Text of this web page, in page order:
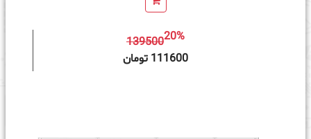
13950020%
111600 تومان